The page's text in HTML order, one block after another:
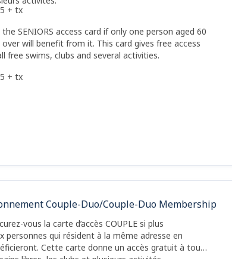
+ tx
SENIORS access card if only one person aged 60
over will benefit from it. This card gives free access
free swims, clubs and several activities.
+ tx
Couple-Duo/Couple-Duo Membership
vous la carte d’accès COUPLE si plus
personnes qui résident à la même adresse en
Cette carte donne un accès gratuit à tous